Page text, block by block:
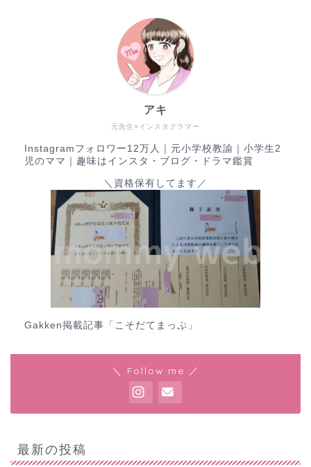
元先生×インスタグラマー
アキ
Instagramフォロワー12万人｜元小学校教諭｜小学生2
児のママ｜趣味はインスタ・ブログ・ドラマ鑑賞
＼資格保有してます／
Gakken掲載記事 「こそだてまっぷ」
＼ Follow me ／
最新の投稿